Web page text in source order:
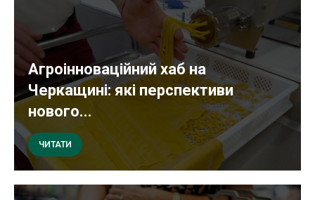
Агроінноваційний хаб на
Черкащині: які перспективи
нового...
ЧИТАТИ